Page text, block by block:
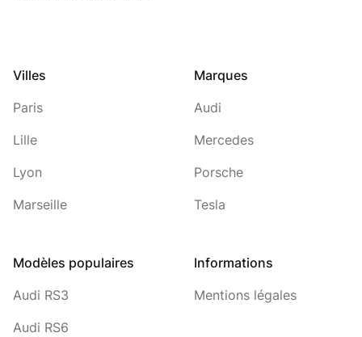
Villes
Paris
Lille
Lyon
Marseille
Modèles populaires
Audi RS3
Audi RS6
Marques
Audi
Mercedes
Porsche
Tesla
Informations
Mentions légales